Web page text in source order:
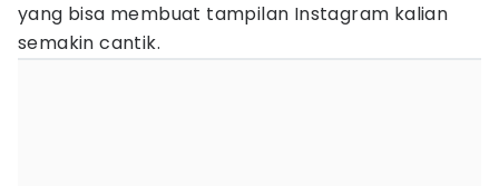
yang bisa membuat tampilan Instagram kalian
semakin cantik.